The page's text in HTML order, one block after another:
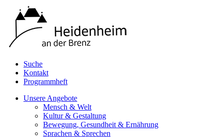
Suche
Kontakt
Programmheft
Unsere Angebote
Mensch & Welt
Kultur & Gestaltung
Bewegung, Gesundheit & Ernährung
Sprachen & Sprechen